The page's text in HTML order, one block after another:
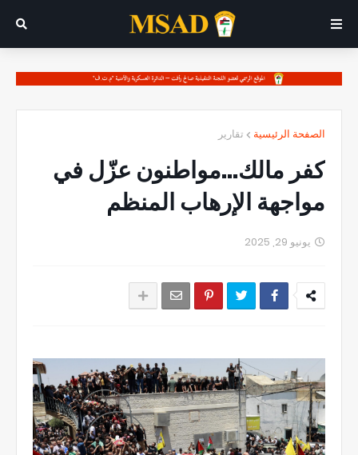
الصفحة الرئيسية تقارير
كفر مالك...مواطنون عزّل في
مواجهة الإرهاب المنظم
يونيو 29, 2025